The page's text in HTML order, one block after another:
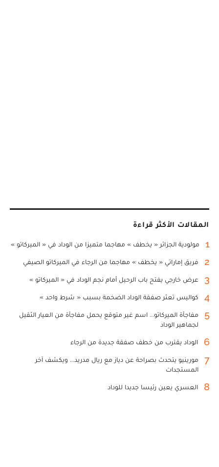
المقالات الأكثر قراءة
1 مولودية الجزائر « يخطف » مهاجما متميزا من الوداد في « الميركاتو »
2 فريق إماراتي « يخطف » مهاجما من الرجاء في الميركاتو الصيفي
3 عرض خارجي يفتح باب الرحيل أمام نجم الوداد في « الميركاتو »
4 كواليس تعثر صفقة الوداد الضخمة بسبب « شرط واحد »
5
مفاجأة الميركاتو... اسم غير متوقع يحمل مفاجأة من العيار الثقيل
لجماهير الوداد
6 الوداد يقترب من خطف صفقة جديدة من الرجاء
7
مورينيو يتحدث بصراحة عن دياز مع ريال مدريد... ويكشف آخر
المستجدات
8 العسري يعين رئيسا جديدا للوداد